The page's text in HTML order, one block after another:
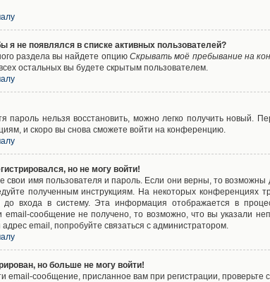
я не появлялся в списке активных пользователей?
раздела вы найдете опцию Скрывать моё пребывание на
остальных вы будете скрытым пользователем.
пароль нельзя восстановить, можно легко получить новый.
и скоро вы снова сможете войти на конференцию.
но не могу войти!
свои имя пользователя и пароль. Если они верны, то
полученным инструкциям. На некоторых конференциях
до входа в систему. Эта информация отображается в
email-сообщение не получено, то возможно, что вы указали
email, попробуйте связаться с администратором.
но больше не могу войти!
email-сообщение, присланное вам при регистрации,